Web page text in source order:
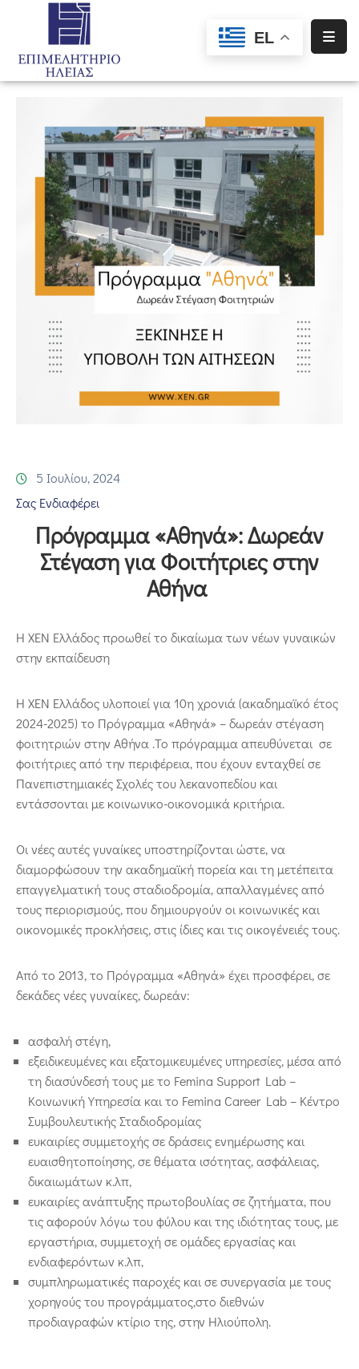
EL
Αρχική
Ενημέρωση
Σύλλογοι
Σωματεία
Πληροφόρηση
Χρηματοδότησης
Επικοινωνία
5 Ιουλίου, 2024
Σας Ενδιαφέρει
Πρόγραμμα «Αθηνά»: Δωρεάν
Στέγαση για Φοιτήτριες στην
Αθήνα
Η ΧΕΝ Ελλάδος προωθεί το δικαίωμα των νέων γυναικών
στην εκπαίδευση
Η ΧΕΝ Ελλάδος υλοποιεί για 10η χρονιά (ακαδημαϊκό έτος
2024-2025) το Πρόγραμμα «Αθηνά» – δωρεάν στέγαση
φοιτητριών στην Αθήνα .Το πρόγραμμα απευθύνεται σε
φοιτήτριες από την περιφέρεια, που έχουν ενταχθεί σε
Πανεπιστημιακές Σχολές του λεκανοπεδίου και
εντάσσονται με κοινωνικο-οικονομικά κριτήρια.
Οι νέες αυτές γυναίκες υποστηρίζονται ώστε, να
διαμορφώσουν την ακαδημαϊκή πορεία και τη μετέπειτα
επαγγελματική τους σταδιοδρομία, απαλλαγμένες από
τους περιορισμούς, που δημιουργούν οι κοινωνικές και
οικονομικές προκλήσεις, στις ίδιες και τις οικογένειές τους.
Από το 2013, το Πρόγραμμα «Αθηνά» έχει προσφέρει, σε
δεκάδες νέες γυναίκες, δωρεάν:
ασφαλή στέγη,
εξειδικευμένες και εξατομικευμένες υπηρεσίες, μέσα από
τη διασύνδεσή τους με το Femina Support Lab –
Κοινωνική Υπηρεσία και το Femina Career Lab – Κέντρο
Συμβουλευτικής Σταδιοδρομίας
ευκαιρίες συμμετοχής σε δράσεις ενημέρωσης και
ευαισθητοποίησης, σε θέματα ισότητας, ασφάλειας,
δικαιωμάτων κ.λπ,
ευκαιρίες ανάπτυξης πρωτοβουλίας σε ζητήματα, που
τις αφορούν λόγω του φύλου και της ιδιότητας τους, με
εργαστήρια, συμμετοχή σε ομάδες εργασίας και
ενδιαφερόντων κ.λπ,
συμπληρωματικές παροχές και σε συνεργασία με τους
χορηγούς του προγράμματος,στο διεθνών
προδιαγραφών κτίριο της, στην Ηλιούπολη.